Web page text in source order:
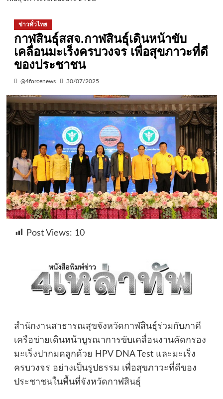
ข่าวทั่วไทย
กาฬสินธุ์สสจ.กาฬสินธุ์เดินหน้าขับ
เคลื่อนมะเร็งครบวงจร เพื่อสุขภาวะที่ดี
ของประชาชน
@4forcenews 30/07/2025
Post Views: 10
สำนักงานสาธารณสุขจังหวัดกาฬสินธุ์ร่วมกับภาคี
เครือข่ายเดินหน้าบูรณาการขับเคลื่อนงานคัดกรอง
มะเร็งปากมดลูกด้วย HPV DNA Test และมะเร็ง
ครบวงจร อย่างเป็นรูปธรรม เพื่อสุขภาวะที่ดีของ
ประชาชนในพื้นที่จังหวัดกาฬสินธุ์